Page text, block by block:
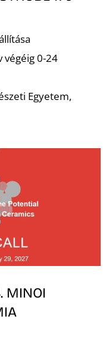
végéig 0-24
Egyetem,
MINOI